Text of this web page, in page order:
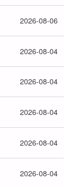
2026-08-06
2026-08-04
2026-08-04
2026-08-04
2026-08-04
2026-08-04